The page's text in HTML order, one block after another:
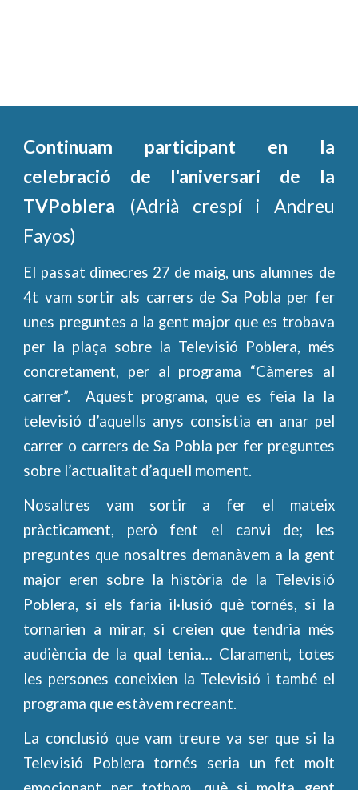
Continuam participant en la
celebració de l'aniversari de la
TVPoblera (Adrià crespí i Andreu
Fayos)
El passat dimecres 27 de maig, uns alumnes de
4t vam sortir als carrers de Sa Pobla per fer
unes preguntes a la gent major que es trobava
per la plaça sobre la Televisió Poblera, més
concretament, per al programa “Càmeres al
carrer”. Aquest programa, que es feia la la
televisió d’aquells anys consistia en anar pel
carrer o carrers de Sa Pobla per fer preguntes
sobre l’actualitat d’aquell moment.
Nosaltres vam sortir a fer el mateix
pràcticament, però fent el canvi de; les
preguntes que nosaltres demanàvem a la gent
major eren sobre la història de la Televisió
Poblera, si els faria il·lusió què tornés, si la
tornarien a mirar, si creien que tendria més
audiència de la qual tenia… Clarament, totes
les persones coneixien la Televisió i també el
programa que estàvem recreant.
La conclusió que vam treure va ser que si la
Televisió Poblera tornés seria un fet molt